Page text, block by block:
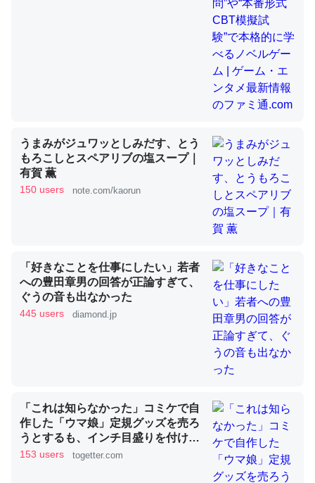
昆虫ってカルシウム少ないのか。知らんかった。調べたら
コオロギのカルシウム分はエビの600分の1程度。
─ニュース :: 【研究発表】昆虫学の大問題＝「昆虫はなぜ海にいな
論文では「淡水はカルシウムも酸素も不足してて両方に不
利だから両方が拮抗してるのでは」とあって面白い。海に
いる鋏角類（カブトガニ・ウミグモ）はカルシウムを使わ
ずキチンを強化してる筈だが、酵素が違うのか？
─ニュース :: 【研究発表】昆虫学の大問題＝「昆虫はなぜ海にいな
これを元に考えるとカルシウムを大量に使う脊椎動物と貝
類は苦労してるんだな…。腹足類だと殻を無くしてナメク
─ニュース :: 【研究発表】昆虫学の大問題＝「昆虫はなぜ海にいな
ウチもEchoを実家に置いて４年。でたまに覗いてる。ぼ
うまみがジュワッとしみだす、とう
もろこしとスペアリブの塩スープ｜
有賀 薫
150 users note.com/kaorun
「好きなことを仕事にしたい」若者
への豊田章男の回答が正論すぎて、
ぐうの音も出なかった
445 users diamond.jp
「これは知らなかった」コミケで自
作した「ウマ娘」定規グッズを売ろ
うとするも、インチ目盛りを付けた
ため経産省の規約に抵触、販売見送
153 users togetter.com